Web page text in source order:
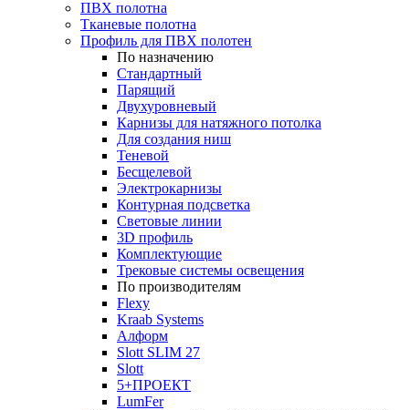
ПВХ полотна
Тканевые полотна
Профиль для ПВХ полотен
По назначению
Стандартный
Парящий
Двухуровневый
Карнизы для натяжного потолка
Для создания ниш
Теневой
Бесщелевой
Электрокарнизы
Контурная подсветка
Световые линии
3D профиль
Комплектующие
Трековые системы освещения
По производителям
Flexy
Kraab Systems
Алформ
Slott SLIM 27
Slott
5+ПРОЕКТ
LumFer